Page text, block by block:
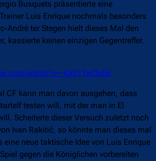
Busquets präsentierte eine
Luis Enrique nochmals besonders
André ter Stegen hielt dieses Mal den
kassierte keinen einzigen Gegentreffer.
watch?v=-Ka21TwQo5k
CF kann man davon ausgehen, dass
testen will, mit der man in El
Scheiterte dieser Versuch zuletzt noch
Ivan Rakitić, so könnte man dieses mal
eine neue taktische Idee von Luis Enrique
gegen die Königlichen vorbereiten